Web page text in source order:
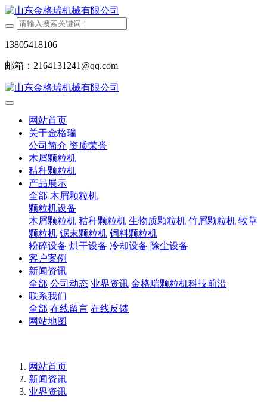
13805418106
邮箱：2164131241@qq.com
网站首页
关于金格瑞
公司简介 资质荣誉
木屑颗粒机
秸秆颗粒机
产品展示
全部 木屑颗粒机
颗粒机设备
木屑颗粒机 秸秆颗粒机 生物质颗粒机 竹屑颗粒机 牧草
颗粒机 锯末颗粒机 饲料颗粒机
粉碎设备 烘干设备 冷却设备 除尘设备
客户案例
新闻资讯
全部 公司动态 业界资讯 金格瑞颗粒机科技前沿
联系我们
全部 在线留言 在线反馈
网站地图
网站首页
新闻资讯
业界资讯